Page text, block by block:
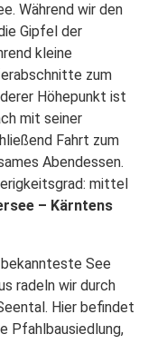
Während wir den
Gipfel der
kleine
zum
Höhepunkt ist
mit seiner
Fahrt zum
Abendessen.
mittel
– Kärntens
See
radeln wir durch
Hier befindet
Pfahlbausiedlung,